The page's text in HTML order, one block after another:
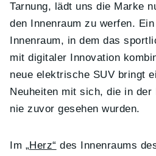
Tarnung, lädt uns die Marke
den Innenraum zu werfen.
Innenraum, in dem das
mit digitaler Innovation
neue elektrische SUV bringt
Neuheiten mit sich, die in
nie zuvor gesehen wurden.
Im „Herz“ des Innenraums